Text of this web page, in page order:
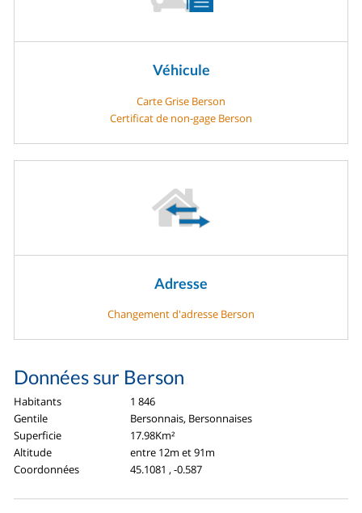
Véhicule
Carte Grise Berson
Certificat de non-gage Berson
Adresse
Changement d'adresse Berson
Données sur Berson
Habitants
1 846
Gentile
Bersonnais, Bersonnaises
Superficie
17.98Km²
Altitude
entre 12m et 91m
Coordonnées
45.1081 , -0.587